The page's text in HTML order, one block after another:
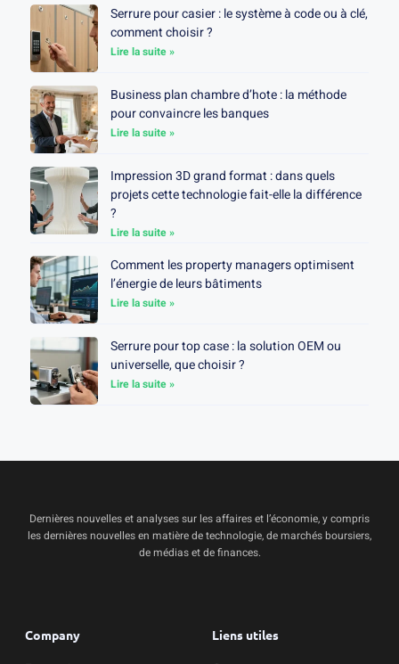
Serrure pour casier : le système à code ou à clé,
comment choisir ?
Lire la suite »
Business plan chambre d’hote : la méthode
pour convaincre les banques
Lire la suite »
Impression 3D grand format : dans quels
projets cette technologie fait-elle la différence
?
Lire la suite »
Comment les property managers optimisent
l’énergie de leurs bâtiments
Lire la suite »
Serrure pour top case : la solution OEM ou
universelle, que choisir ?
Lire la suite »
Dernières nouvelles et analyses sur les affaires et l’économie, y compris
les dernières nouvelles en matière de technologie, de marchés boursiers,
de médias et de finances.
Company Liens utiles